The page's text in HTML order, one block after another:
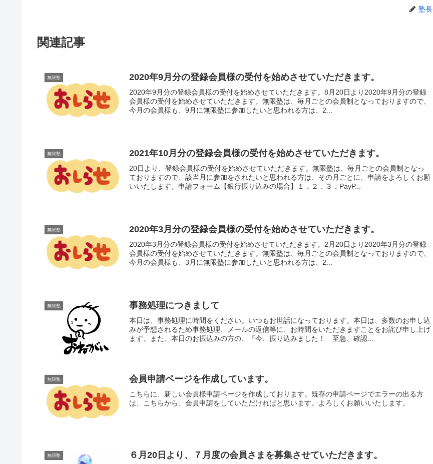
塾長
関連記事
無限塾 2020年9月分の登録会員様の受付を始めさせていただきます。
2020年9月分の登録会員様の受付を始めさせていただきます。8月20日より2020年9月分の登録
会員様の受付を始めさせていただきます。無限塾は、毎月ごとの会員制となっておりますので、
今月の会員様も、9月に無限塾に参加したいと思われる方は、2...
無限塾 2021年10月分の登録会員様の受付を始めさせていただきます。
20日より、登録会員様の受付を始めさせていただきます。無限塾は、毎月ごとの会員制となっ
ておりますので、該当月に参加をされたいと思われる方は、その月ごとに、申請をよろしくお願
いいたします。申請フォーム【銀行振り込みの場合】１．２．３．PayP...
無限塾 2020年3月分の登録会員様の受付を始めさせていただきます。
2020年3月分の登録会員様の受付を始めさせていただきます。2月20日より2020年3月分の登録
会員様の受付を始めさせていただきます。無限塾は、毎月ごとの会員制となっておりますので、
今月の会員様も、3月に無限塾に参加したいと思われる方は、2...
無限塾 事務処理につきまして
本日は、事務処理に時間をください。いつもお世話になっております。本日は、多数のお申し込
みが予想されるため事務処理、メールの返信等に、お時間をいただきますことをお詫び申し上げ
ます。また、本日のお振込みの方の、『今、振り込みました！ 至急、確認...
無限塾 会員申請ページを作成しています。
こちらに、新しい会員様申請ページを作成しております。既存の申請ページでエラーの出る方
は、こちらから、会員申請をしていただければと思います。よろしくお願いいたします。
無限塾 ６月20日より、７月度の会員さまを募集させていただきます。